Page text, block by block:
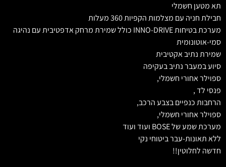
תא מטען חשמלי
חבילת חניה עם מצלמות הקפיות 360 מעלות
מערכת בטיחות INNO-DRIVE כולל שמירת מרחק אדפטיבית עם נהיגה
סמי-אוטונומית
שמירת נתיב אקטיבית
סיוע במעבר נתיב בעקיפה
ספוילר אחורי חשמלי,
פנסי לד ,
הרחבות כנפיים בצבע הרכב,
ספוילר אחורי חשמלי,
מערכת שמע של BOSE ועוד ועוד
ללא תאונות-עבר ביטוחי נקי
חדשה לחלוטין!!